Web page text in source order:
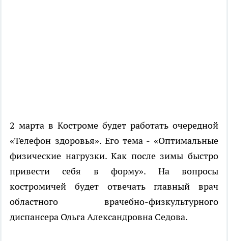
2 марта в Костроме будет работать очередной
«Телефон здоровья». Его тема - «Оптимальные
физические нагрузки. Как после зимы быстро
привести себя в форму». На вопросы
костромичей будет отвечать главный врач
областного врачебно-физкультурного
диспансера Ольга Александровна Седова.